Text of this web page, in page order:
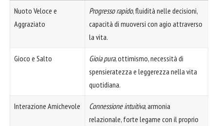
Nuoto Veloce e
Aggraziato
Progresso rapido, fluidità nelle decisioni,
capacità di muoversi con agio attraverso
la vita.
Gioco e Salto Gioia pura, ottimismo, necessità di
spensieratezza e leggerezza nella vita
quotidiana.
Interazione Amichevole Connessione intuitiva, armonia
relazionale, forte legame con il proprio